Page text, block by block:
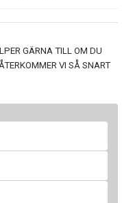
GÄRNA TILL OM DU
VI SÅ SNART